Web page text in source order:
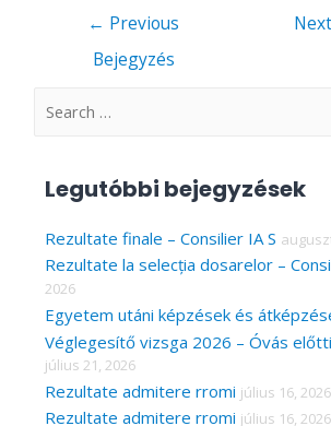
← Previous
Bejegyzés
S
c
h
f
r
:
Legutóbbi bejegyzések
Rezultate finale – Consilier IA S
Rezultate la selecția dosarelor –
2026
Egyetem utáni képzések és
Véglegesítő vizsga 2026 – Óvás
július 21, 2026
Rezultate admitere rromi július 16, 2026
Rezultate admitere rromi július 16, 2026